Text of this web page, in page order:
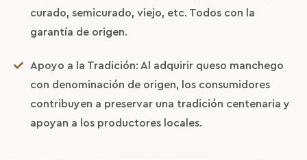
Environnement
La Boutique
Contact
curado, semicurado, viejo, etc. Todos con la
garantía de origen.
Apoyo a la Tradición: Al adquirir queso manchego
con denominación de origen, los consumidores
contribuyen a preservar una tradición centenaria y
apoyan a los productores locales.